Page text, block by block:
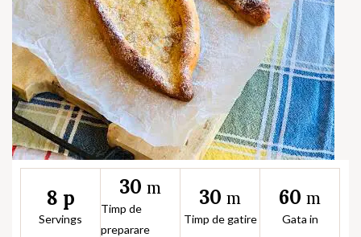
8 p
Servings
30 m
Timp de
preparare
30 m
Timp de gatire
60 m
Gata in